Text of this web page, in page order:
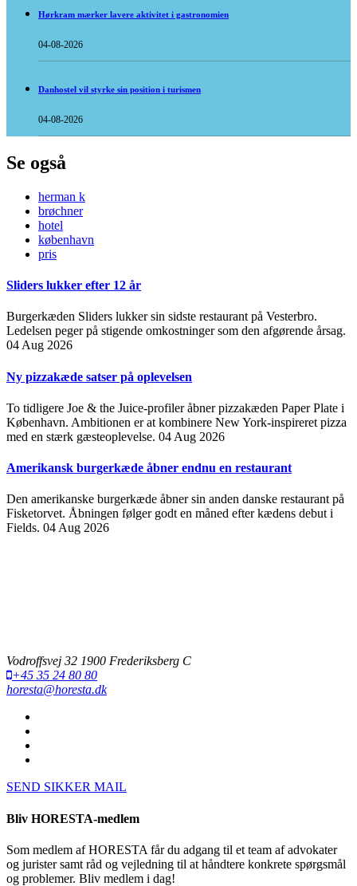
Hørkram mærker lavere aktivitet i gastronomien
04-08-2026
Danhostel vil styrke sin position i turismen
04-08-2026
Se også
herman k
brøchner
hotel
københavn
pris
Sliders lukker efter 12 år
Burgerkæden Sliders lukker sin sidste restaurant på Vesterbro.
Ledelsen peger på stigende omkostninger som den afgørende årsag.
04 Aug 2026
Ny pizzakæde satser på oplevelsen
To tidligere Joe & the Juice-profiler åbner pizzakæden Paper Plate i
København. Ambitionen er at kombinere New York-inspireret pizza
med en stærk gæsteoplevelse. 04 Aug 2026
Amerikansk burgerkæde åbner endnu en restaurant
Den amerikanske burgerkæde åbner sin anden danske restaurant på
Fisketorvet. Åbningen følger godt en måned efter kædens debut i
Fields. 04 Aug 2026
Vodroffsvej 32 1900 Frederiksberg C
+45 35 24 80 80
horesta@horesta.dk
SEND SIKKER MAIL
Bliv HORESTA-medlem
Som medlem af HORESTA får du adgang til et team af advokater
og jurister samt råd og vejledning til at håndtere konkrete spørgsmål
og problemer. Bliv medlem i dag!